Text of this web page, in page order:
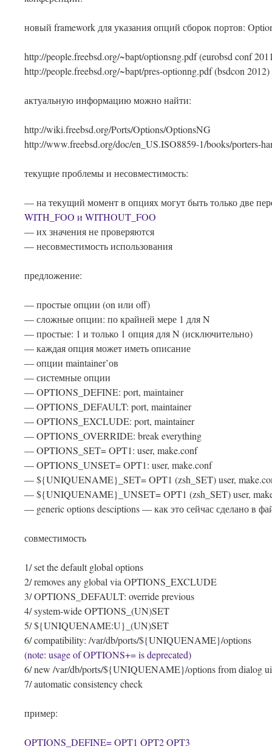
новый framework для указания опций сборок портов:
http://people.freebsd.org/~bapt/optionsng.pdf (eurobsd conf
http://people.freebsd.org/~bapt/pres-optionng.pdf (bsdcon 2012)
актуальную информацию можно найти:
http://wiki.freebsd.org/Ports/Options/OptionsNG
http://www.freebsd.org/doc/en_US.ISO8859-1/books/porters-
текущие проблемы и несовместимость:
— на текущий момент в опциях могут быть только две
WITH_FOO и WITHOUT_FOO
— их значения не проверяются
— несовместимость использования
предложение:
— простые опции (on или off)
— сложные опции: по крайней мере 1 для N
— простые: 1 и только 1 опция для N (исключительно)
— каждая опция может иметь описание
— опции maintainer’ов
— системные опции
— OPTIONS_DEFINE: port, maintainer
— OPTIONS_DEFAULT: port, maintainer
— OPTIONS_EXCLUDE: port, maintainer
— OPTIONS_OVERRIDE: break everything
— OPTIONS_SET= OPT1: user, make.conf
— OPTIONS_UNSET= OPT1: user, make.conf
— ${UNIQUENAME}_SET= OPT1 (zsh_SET) user,
— ${UNIQUENAME}_UNSET= OPT1 (zsh_SET) user,
— generic options desciptions — как это сейчас сделано в
совместимость
1/ set the default global options
2/ removes any global via OPTIONS_EXCLUDE
3/ OPTIONS_DEFAULT: override previous
4/ system-wide OPTIONS_(UN)SET
5/ ${UNIQUENAME:U}_(UN)SET
6/ compatibility: /var/db/ports/${UNIQUENAME}/options
(note: usage of OPTIONS+= is deprecated)
6/ new /var/db/ports/${UNIQUENAME}/options from dialog ui
7/ automatic consistency check
пример:
OPTIONS_DEFINE= OPT1 OPT2 OPT3